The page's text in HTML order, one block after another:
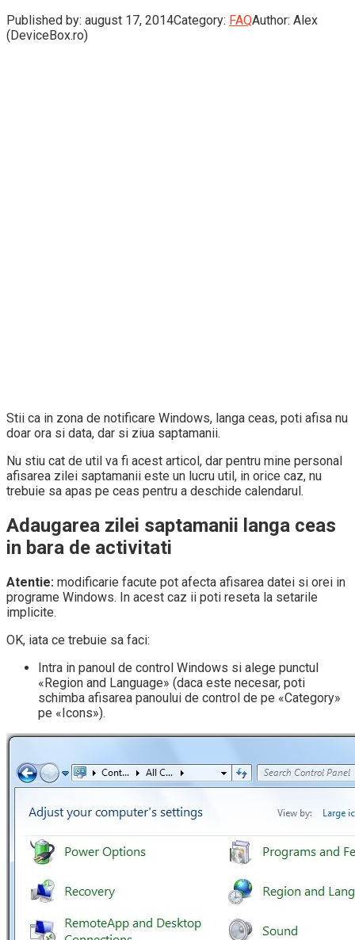
Published by: august 17, 2014Category: FAQAuthor: Alex
(DeviceBox.ro)
Stii ca in zona de notificare Windows, langa ceas, poti afisa nu
doar ora si data, dar si ziua saptamanii.
Nu stiu cat de util va fi acest articol, dar pentru mine personal
afisarea zilei saptamanii este un lucru util, in orice caz, nu
trebuie sa apas pe ceas pentru a deschide calendarul.
Adaugarea zilei saptamanii langa ceas
in bara de activitati
Atentie: modificarie facute pot afecta afisarea datei si orei in
programe Windows. In acest caz ii poti reseta la setarile
implicite.
OK, iata ce trebuie sa faci:
Intra in panoul de control Windows si alege punctul
«Region and Language» (daca este necesar, poti
schimba afisarea panoului de control de pe «Category»
pe «Icons»).